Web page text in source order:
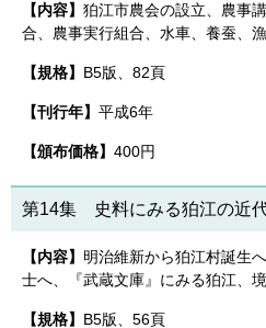
【内容】 狛江市農会の設立、農事
合、農事実行組合、水車、養蚕、
【規格】 B5版、82頁
【刊行年】 平成6年
【頒布価格】 400円
第14集 史料にみる狛江の近代
【内容】 明治維新から狛江村誕生
士へ、『武蔵文庫』にみる狛江、
【規格】 B5版、56頁